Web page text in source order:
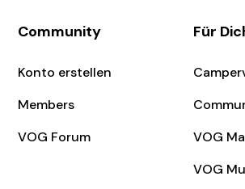
Community
Konto erstellen
Members
VOG Forum
Für
VOG
VOG